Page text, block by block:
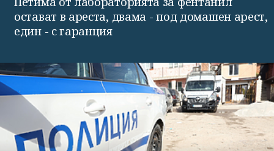
остават в ареста, двама - под домашен арест,
един - с гаранция